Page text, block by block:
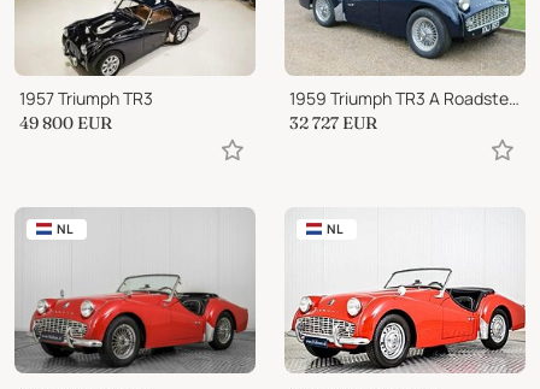
1957 Triumph TR3
49 800 EUR
1959 Triumph TR3 A Roadster Restored
32 727 EUR
NL NL